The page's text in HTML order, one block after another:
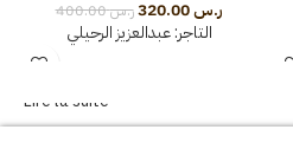
ر.س400.00 ر.س320.00
التاجر:عبدالعزيز الرحيلي
Lire la suite